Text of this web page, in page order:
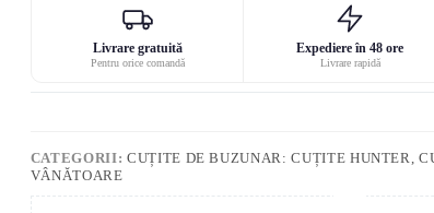
vânătoare
Livrare gratuită
Pentru orice comandă
Expediere în 48 ore
Livrare rapidă
CATEGORII: CUȚITE DE BUZUNAR: CUȚITE HUNTER,
VÂNĂTOARE